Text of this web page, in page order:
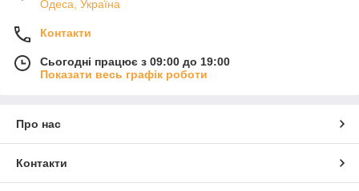
Одеса, Україна
Контакти
Сьогодні працює з 09:00 до 19:00
Показати весь графік роботи
Про нас
Контакти